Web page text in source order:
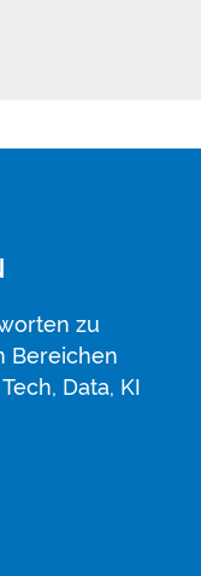
zu
Bereichen
Data, KI